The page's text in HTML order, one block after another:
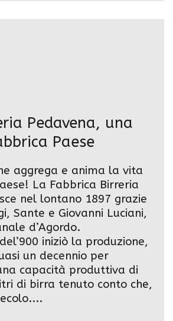
Pedavena, una
Paese
aggrega e anima la vita
La Fabbrica Birreria
nel lontano 1897 grazie
Sante e Giovanni Luciani,
d’Agordo.
iniziò la produzione,
un decennio per
capacità produttiva di
di birra tenuto conto che,